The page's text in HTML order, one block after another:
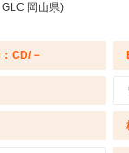
岡山県)
CD/－